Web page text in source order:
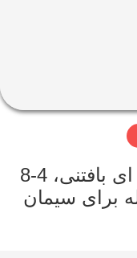
4 پارچه کتانی بافت پارچه ای بافتنی، 4-8
برای سیمان